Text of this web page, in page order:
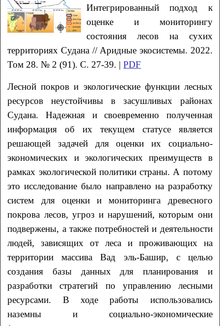
Интегрированный подход к
оценке и мониторингу
состояния лесов на сухих
территориях Судана // Аридные экосистемы. 2022.
Том 28. № 2 (91). С. 27-39. |PDF
Лесной покров и экологические функции лесных
ресурсов неустойчивы в засушливых районах
Судана. Надежная и своевременно полученная
информация об их текущем статусе является
решающей задачей для оценки их социально-
экономических и экологических преимуществ в
рамках экологической политики страны. А потому
это исследование было направлено на разработку
систем для оценки и мониторинга древесного
покрова лесов, угроз и нарушений, которым они
подвержены, а также потребностей и деятельности
людей, зависящих от леса и проживающих на
территории массива Вад эль-Башир, с целью
создания базы данных для планирования и
разработки стратегий по управлению лесными
ресурсами. В ходе работы использовались
наземны и социально-экономические